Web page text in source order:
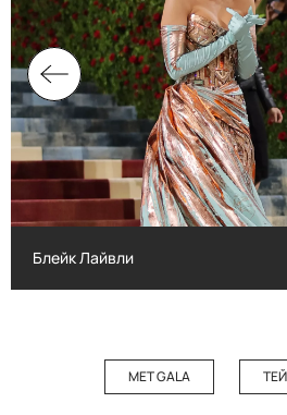
Блейк Лайвли
MET GALA